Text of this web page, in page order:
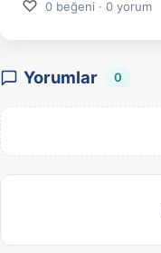
♡ 0 beğeni · 0 yorum
Yorumlar 0